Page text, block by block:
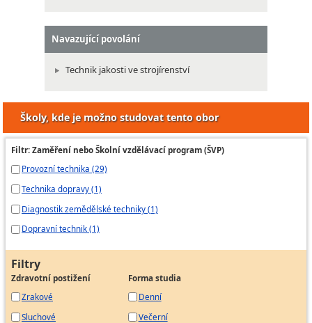
Navazující povolání
Technik jakosti ve strojírenství
Školy, kde je možno studovat tento obor
Filtr: Zaměření nebo Školní vzdělávací program (ŠVP)
Provozní technika (29)
Technika dopravy (1)
Diagnostik zemědělské techniky (1)
Dopravní technik (1)
Filtry
Zdravotní postižení
Zrakové
Sluchové
Forma studia
Denní
Večerní